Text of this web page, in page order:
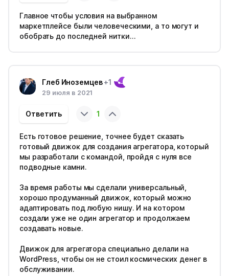
Главное чтобы условия на выбранном
маркетплейсе были человеческими, а то могут и
обобрать до последней нитки…
Глеб Иноземцев+1
29 июля в 2021
1
Ответить
Есть готовое решение, точнее будет сказать
готовый движок для создания агрегатора, который
мы разработали с командой, пройдя с нуля все
подводные камни.
За время работы мы сделали универсальный,
хорошо продуманный движок, который можно
адаптировать под любую нишу. И на котором
создали уже не один агрегатор и продолжаем
создавать новые.
Движок для агрегатора специально делали на
WordPress, чтобы он не стоил космических денег в
обслуживании.